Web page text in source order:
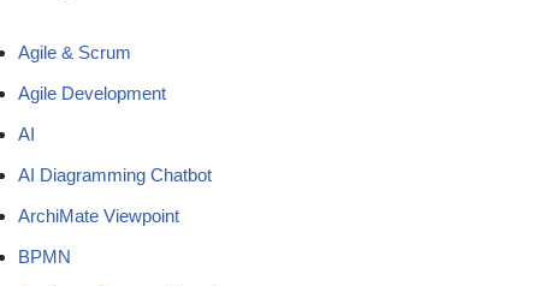
Agile & Scrum
Agile Development
AI
AI Diagramming Chatbot
ArchiMate Viewpoint
BPMN